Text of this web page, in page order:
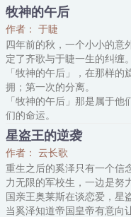
了！尤冬好可恶！
尤冬真的非常非常可恶，前
可以如愿以偿，听到尤冬向
欢你、爱你”。可……
满心
牧神的午后
作者： 于睫
四年前的秋，一个小小的意
定了齐歌与于睫一生的纠缠。
「牧神的午后」，在那样
拥；第一次的分离。
「牧神的午后」那是属于
们的命运。
曲终，水精灵不过被牧神当
而现实中，于睫是否也会消
星盗王的逆袭
作者： 云长歌
重生之后的奚泽只有一个信
力无限的军校生，一边是
国亲王奥莱斯在谈恋爱，星
当奚泽知道帝国皇帝有意向